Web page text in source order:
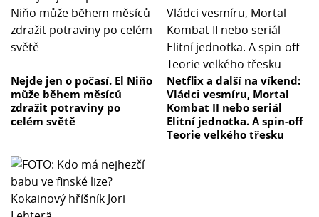
Nejde jen o počasí. El Niňo
může během měsíců
zdražit potraviny po
celém světě
Netflix a další na víkend:
Vládci vesmíru, Mortal
Kombat II nebo seriál
Elitní jednotka. A spin-off
Teorie velkého třesku